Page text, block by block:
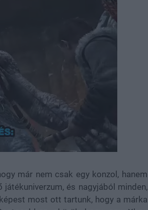
már nem csak egy konzol, hanem
és nagyjából minden,
most ott tartunk, hogy a márka